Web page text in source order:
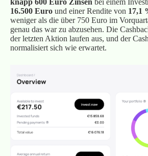
knapp 600 Euro Zinsen bei einem
16.500 Euround einer Rendite von 17,1
weniger als die über 750 Euro im
genau das war zu abzusehen. Die
der letzten Aktion laufen aus, und der
normalisiert sich wie erwartet.